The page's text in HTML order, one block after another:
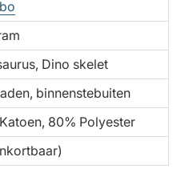
Dino skelet
binnenstebuiten
80% Polyester